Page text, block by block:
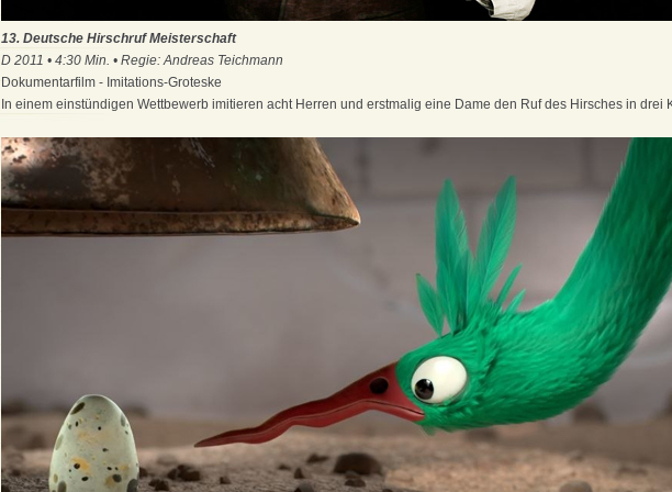
13. Deutsche Hirschruf Meisterschaft
D 2011 • 4:30 Min. • Regie: Andreas Teichmann
Dokumentarfilm - Imitations-Groteske
In einem einstündigen Wettbewerb imitieren acht Herren und erstmalig eine Dame den Ruf des Hirsches in drei